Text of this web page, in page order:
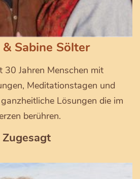
Sabine Sölter
30 Jahren Menschen mit
Meditationstagen und
Lösungen die im
berühren.
Zugesagt